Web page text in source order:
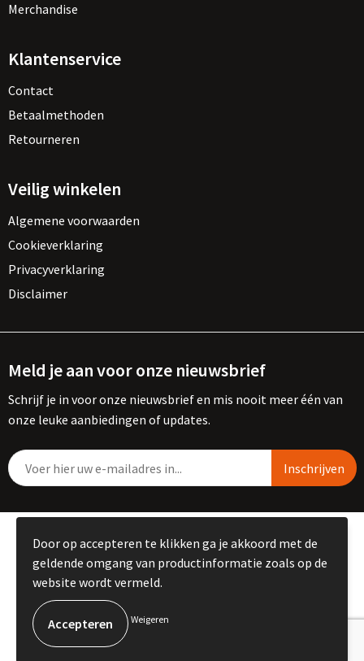
Merchandise
Klantenservice
Contact
Betaalmethoden
Retourneren
Veilig winkelen
Algemene voorwaarden
Cookieverklaring
Privacyverklaring
Disclaimer
Meld je aan voor onze nieuwsbrief
Schrijf je in voor onze nieuwsbrief en mis nooit meer één van
onze leuke aanbiedingen of updates.
© Copyright Kemme B.V. 2023
Door op accepteren te klikken ga je akkoord met de
geldende omgang van productinformatie zoals op de
website wordt vermeld.
Weigeren